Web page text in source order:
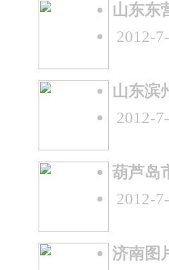
山东东
2012-
山东滨
2012-
葫芦岛
2012-
济南图